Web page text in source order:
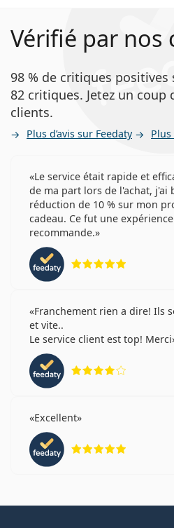
Vérifié par nos
98 % de critiques positives
82 critiques. Jetez un
clients.
Plus d’avis sur Feedaty Plus
Le service était rapide et
de ma part lors de l'achat, j'ai
réduction de 10 % sur mon
cadeau. Ce fut une
recommande.
Franchement rien a dire! Ils
et vite..
Le service client est top! Merci
Excellent